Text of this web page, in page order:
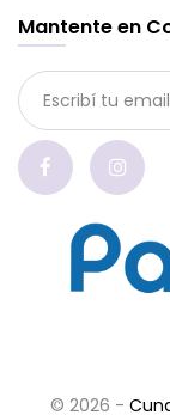
Mantente en
© 2026 -